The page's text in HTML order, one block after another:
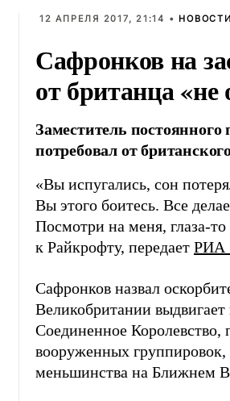
12 АПРЕЛЯ 2017, 21:14 •
Сафронков на
от британца «не
Заместитель
потребовал от
«Вы испугались, сон
Вы этого боитесь. Все
Посмотри на меня, глаза-
к Райкрофту, передает РИА
Сафронков назвал
Великобритании
Соединенное Королевство,
вооруженных
меньшинства на Ближнем